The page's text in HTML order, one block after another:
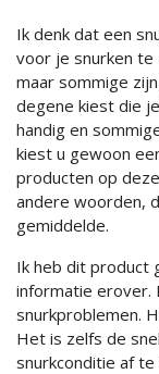
Ik denk dat een
voor je snurken te
maar sommige
degene kiest die
handig en
kiest u gewoon
producten op
andere woorden,
gemiddelde.
Ik heb dit product
informatie erover.
snurkproblemen.
Het is zelfs de
snurkconditie af